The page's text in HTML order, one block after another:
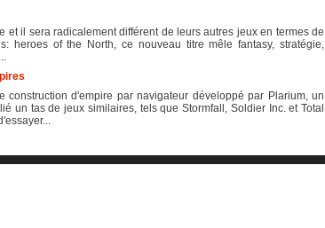
il sera radicalement différent de leurs autres jeux en termes de
heroes of the North, ce nouveau titre mêle fantasy, stratégie,
construction d'empire par navigateur développé par Plarium, un
un tas de jeux similaires, tels que Stormfall, Soldier Inc. et Total